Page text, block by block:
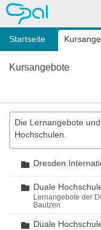
OPAL
Startseite
Kursangebote
Die Lernangebote
Hochschulen.
Ordner
Dresden
Ordner
Duale
Lernangebote der
Bautzen
Ordner
Duale